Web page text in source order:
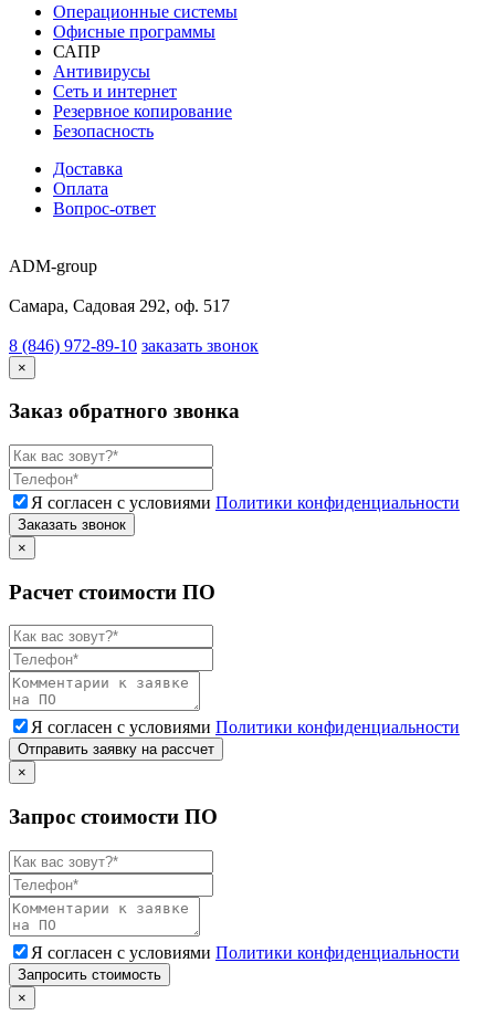
Операционные системы
Офисные программы
САПР
Антивирусы
Сеть и интернет
Резервное копирование
Безопасность
Доставка
Оплата
Вопрос-ответ
ADM-group
Самара, Садовая 292, оф. 517
8 (846) 972-89-10 заказать звонок
×
Заказ обратного звонка
Я согласен с условиями Политики конфиденциальности
Заказать звонок
×
Расчет стоимости ПО
Я согласен с условиями Политики конфиденциальности
Отправить заявку на рассчет
×
Запрос стоимости ПО
Я согласен с условиями Политики конфиденциальности
Запросить стоимость
×